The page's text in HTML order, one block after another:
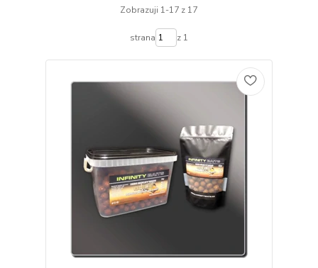
Zobrazuji 1-17 z 17
strana z 1